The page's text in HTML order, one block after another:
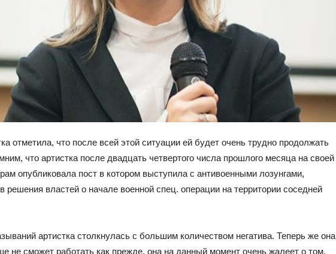
отметила, что после всей этой ситуации ей будет очень трудно продолжать
что артистка после двадцать четвертого числа прошлого месяца на своей
опубликовала пост в котором выступила с антивоенными лозунгами,
решения властей о начале военной спец. операции на территории соседней
артистка столкнулась с большим количеством негатива. Теперь же она
не сможет работать как прежде, она на данный момент очень жалеет о том,